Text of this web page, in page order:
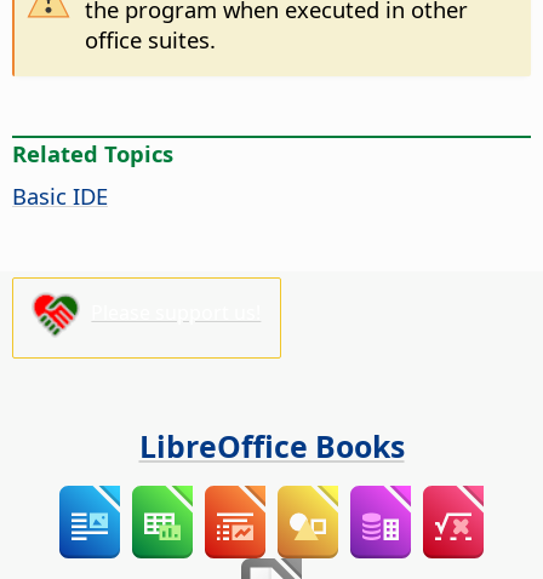
the program when executed in other
office suites.
Related Topics
Basic IDE
LibreOffice Books